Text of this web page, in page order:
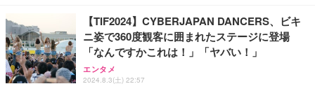
【TIF2024】CYBERJAPAN DANCERS、ビキ
ニ姿で360度観客に囲まれたステージに登場
「なんですかこれは！」「ヤバい！」
エンタメ
2024.8.3(土) 22:57